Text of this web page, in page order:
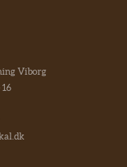
Viborg